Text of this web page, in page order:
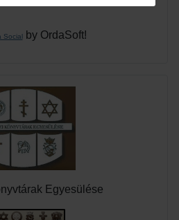
Socialby OrdaSoft!
Egyesülése